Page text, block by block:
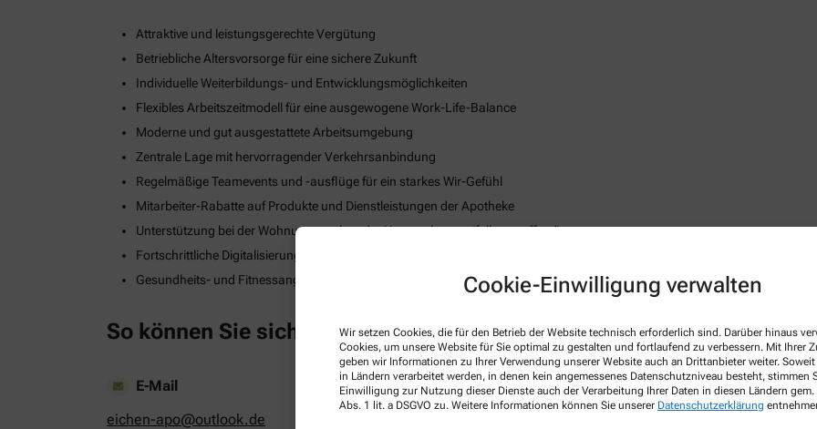
Cookie-Einwilligung verwalten
Wir setzen Cookies, die für den Betrieb der Website technisch erforderlich sind. Darüber hinaus
Cookies, um unsere Website für Sie optimal zu gestalten und fortlaufend zu verbessern. Mit Ihrer
geben wir Informationen zu Ihrer Verwendung unserer Website auch an Drittanbieter weiter. Soweit
in Ländern verarbeitet werden, in denen kein angemessenes Datenschutzniveau besteht, stimmen
Einwilligung zur Nutzung dieser Dienste auch der Verarbeitung Ihrer Daten in diesen Ländern
Abs. 1 lit. a DSGVO zu. Weitere Informationen können Sie unserer Datenschutzerklärung
Attraktive und leistungsgerechte Vergütung
Betriebliche Altersvorsorge für eine sichere Zukunft
Individuelle Weiterbildungs- und Entwicklungsmöglichkeiten
Flexibles Arbeitszeitmodell für eine ausgewogene Work-Life-Balance
Moderne und gut ausgestattete Arbeitsumgebung
Zentrale Lage mit hervorragender Verkehrsanbindung
Regelmäßige Teamevents und -ausflüge für ein starkes Wir-Gefühl
Mitarbeiter-Rabatte auf Produkte und Dienstleistungen der Apotheke
Unterstützung bei der Wohnungssuche oder Umzugskosten (falls zutreffend)
Fortschrittliche Digitalisierungs- und Technologiestrategie
Gesundheits- und Fitnessangebote zur Stärkung des körperlichen Wohlbefindens
So können Sie sich bewerben
E-Mail
eichen-apo@outlook.de